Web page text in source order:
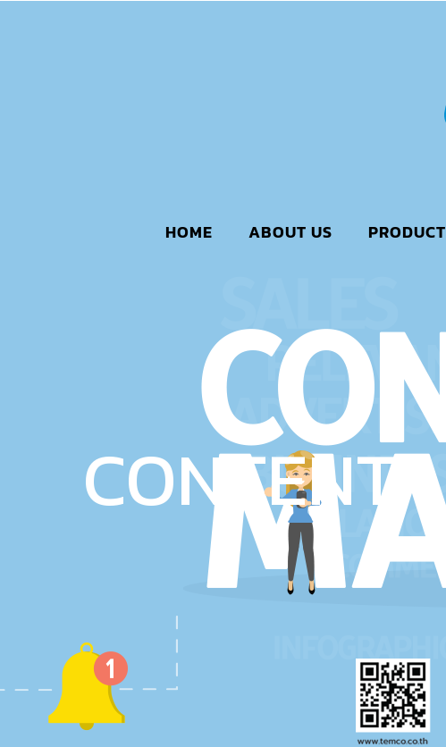
HOME ABOUT US PRODUCT
CONTENT